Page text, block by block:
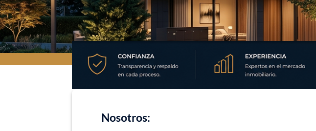
Nosotros: